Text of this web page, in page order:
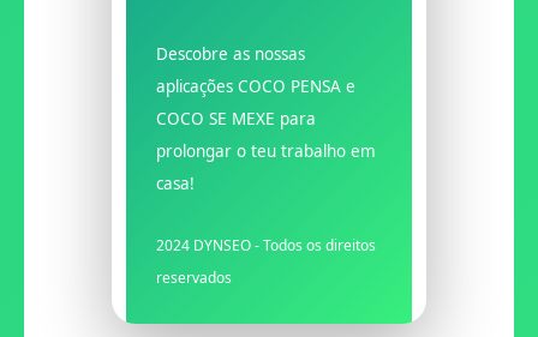
Descobre as nossas
aplicações COCO PENSA e
COCO SE MEXE para
prolongar o teu trabalho em
casa!
2024 DYNSEO - Todos os direitos
reservados